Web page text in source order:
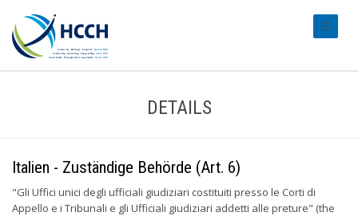
DETAILS
Italien - Zuständige Behörde (Art. 6)
"Gli Uffici unici degli ufficiali giudiziari costituiti presso le Corti di
Appello e i Tribunali e gli Ufficiali giudiziari addetti alle preture" (the